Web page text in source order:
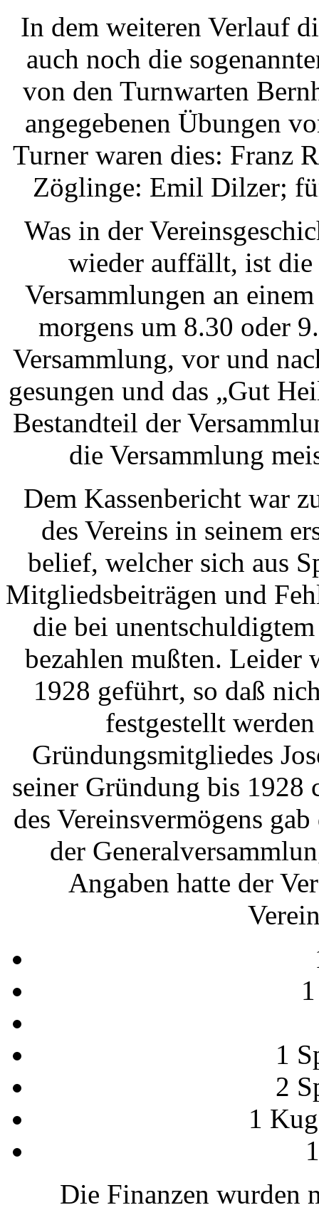
In dem weiteren Verlauf
auch noch die
von den Turnwarten
angegebenen Übungen
Turner waren dies: Franz
Zöglinge: Emil Dilzer;
Was in der
wieder auffällt, ist die
Versammlungen an
morgens um 8.30 oder
Versammlung, vor und
gesungen und das „Gut
Bestandteil der
die Versammlung
Dem Kassenbericht war
des Vereins in seinem
belief, welcher sich aus
Mitgliedsbeiträgen und
die bei
bezahlen mußten. Leider
1928 geführt, so daß
festgestellt
Gründungsmitgliedes
seiner Gründung bis 1928
des Vereinsvermögens
der
Angaben hatte der
1
2
1
Die Finanzen wurden